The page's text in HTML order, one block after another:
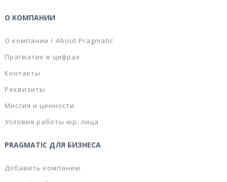
О КОМПАНИИ
О компании / About Pragmatic
Прагматик в цифрах
Контакты
Реквизиты
Миссия и ценности
Условия работы юр. лица
PRAGMATIC ДЛЯ БИЗНЕСА
Добавить компанию